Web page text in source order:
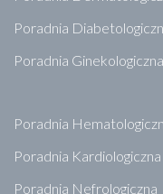
Poradnia
Poradnia Ginekologiczna
Poradnia
Poradnia Kardiologiczna
Poradnia Nefrologiczna